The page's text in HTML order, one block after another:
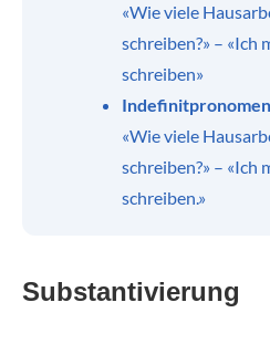
«Wie viele
schreiben?» – «Ich
schreiben»
Indefinitpronomen
«Wie viele
schreiben?» – «Ich
schreiben.»
Substantivierung